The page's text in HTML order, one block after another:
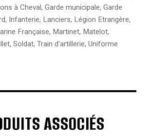
à Cheval, Garde municipale, Garde
, Infanterie, Lanciers, Légion Etrangère,
Française, Martinet, Matelot,
, Soldat, Train d'artillerie, Uniforme
ASSOCIÉS